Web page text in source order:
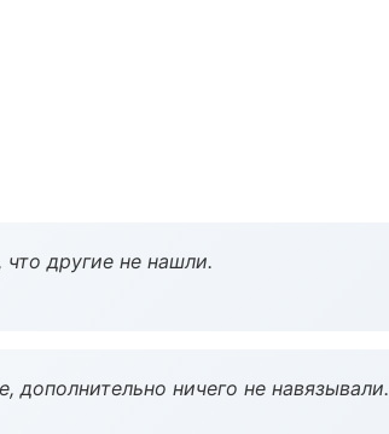
другие не нашли.
дополнительно ничего не навязывали.